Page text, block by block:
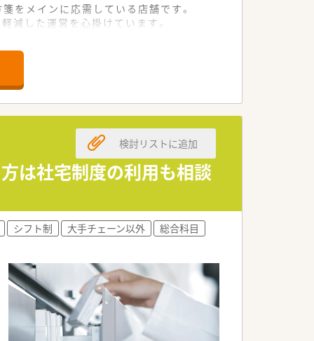
をメインに応需している店舗です。
減した運営を心掛けています。
薬剤師の方を急募しております。
主体的に考えられる方を求めていま
れば積極的に採用を検討いたします。
当社規定により適正に決定いたしま
ベーションの維持に繋がります。
しっかり支えることが可能です。
は社宅制度の利用も相談
検討リストに追加
シフト制 大手チェーン以外
総合科目